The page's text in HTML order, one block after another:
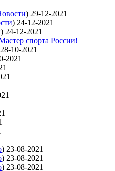
) 29-12-2021
) 24-12-2021
) 24-12-2021
спорта России!
28-10-2021
2021
) 23-08-2021
) 23-08-2021
) 23-08-2021